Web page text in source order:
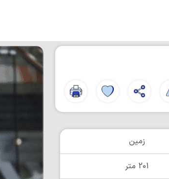
زمین
201 متر